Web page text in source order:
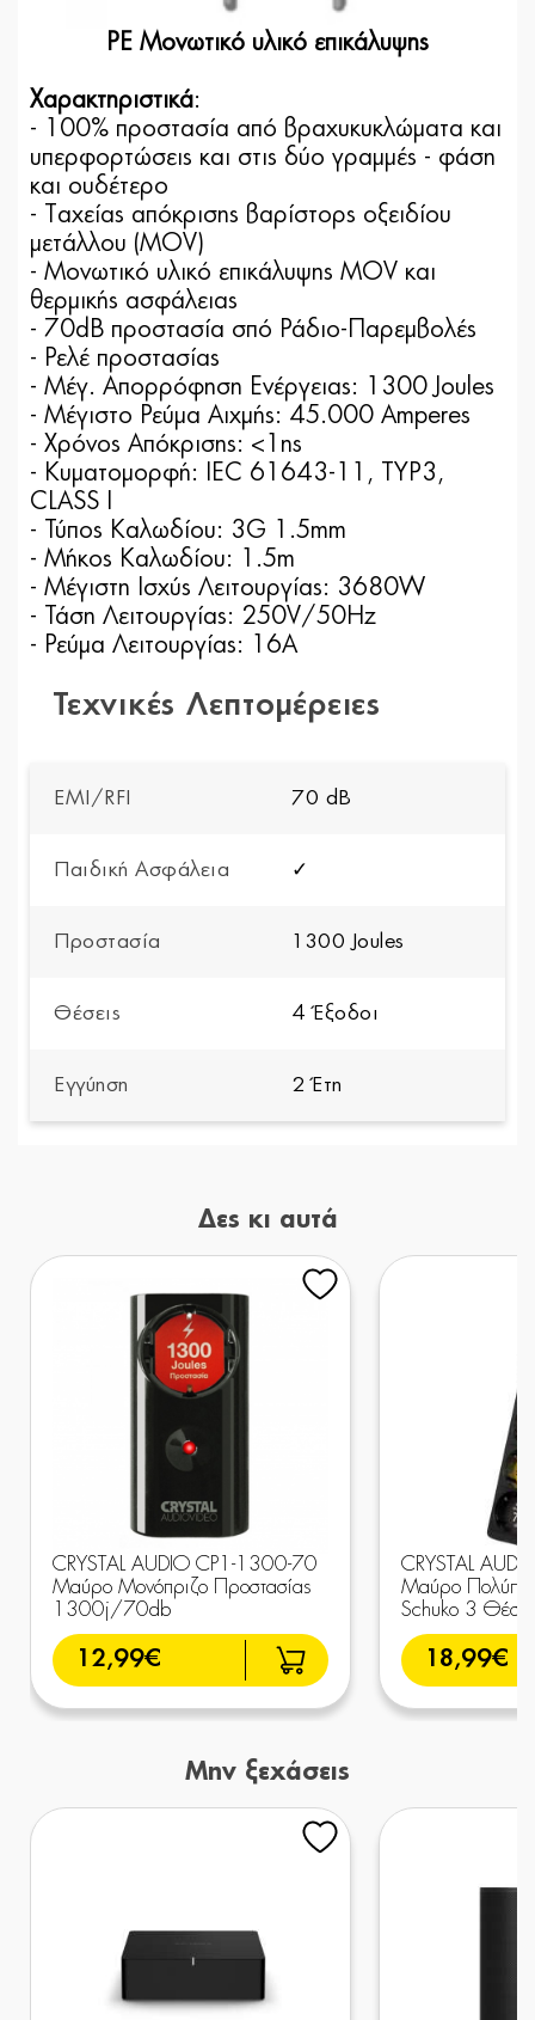
PE Μονωτικό υλικό επικάλυψης
Χαρακτηριστικά:
- 100% προστασία από βραχυκυκλώματα και
υπερφορτώσεις και στις δύο γραμμές - φάση
και ουδέτερο
- Tαχείας απόκρισης βαρίστορς οξειδίου
μετάλλου (MOV)
- Μονωτικό υλικό επικάλυψης MOV και
θερμικής ασφάλειας
- 70dB προστασία σπό Ράδιο-Παρεμβολές
- Ρελέ προστασίας
- Μέγ. Απορρόφηση Ενέργειας: 1300 Joules
- Μέγιστο Ρεύμα Αιχμής: 45.000 Amperes
- Χρόνος Απόκρισης: <1ns
- Κυματομορφή: IEC 61643-11, TYP3,
CLASS I
- Τύπος Καλωδίου: 3G 1.5mm
- Μήκος Καλωδίου: 1.5m
- Μέγιστη Ισχύς Λειτουργίας: 3680W
- Τάση Λειτουργίας: 250V/50Hz
- Ρεύμα Λειτουργίας: 16A
Τεχνικές Λεπτομέρειες
EMI/RFI 70 dB
Παιδική Ασφάλεια ✓
Προστασία 1300 Joules
Θέσεις 4 Έξοδοι
Εγγύηση 2 Έτη
Δες κι αυτά
CRYSTAL AUDIO CP1-1300-70
Μαύρο Μονόπριζο Προστασίας
1300j/70db
12,99€
CRYSTAL
Μαύρο
Schuko 3
18,99€
Μην ξεχάσεις